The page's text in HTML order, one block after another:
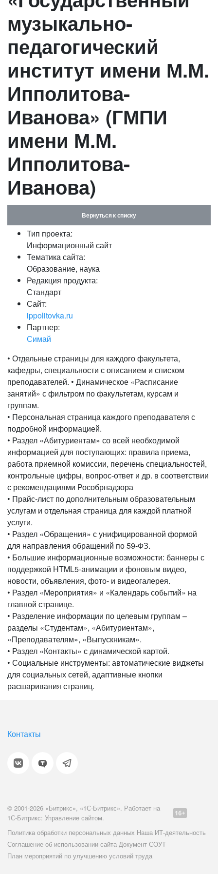
музыкально-
педагогический
институт имени М.М.
Ипполитова-
Иванова» (ГМПИ
имени М.М.
Ипполитова-
Иванова)
Вернуться к списку
Тип проекта:
Информационный сайт
Тематика сайта:
Образование, наука
Редакция продукта:
Стандарт
Сайт:
ippolitovka.ru
Партнер:
Симай
• Отдельные страницы для каждого факультета,
кафедры, специальности с описанием и списком
преподавателей. • Динамическое «Расписание
занятий» с фильтром по факультетам, курсам и
группам.
• Персональная страница каждого преподавателя с
подробной информацией.
• Раздел «Абитуриентам» со всей необходимой
информацией для поступающих: правила приема,
работа приемной комиссии, перечень специальностей,
контрольные цифры, вопрос-ответ и др. в соответствии
с рекомендациями Рособрнадзора
• Прайс-лист по дополнительным образовательным
услугам и отдельная страница для каждой платной
услуги.
• Раздел «Обращения» с унифицированной формой
для направления обращений по 59-ФЗ.
• Большие информационные возможности: баннеры с
поддержкой HTML5-анимации и фоновым видео,
новости, объявления, фото- и видеогалерея.
• Раздел «Мероприятия» и «Календарь событий» на
главной странице.
• Разделение информации по целевым группам –
разделы «Студентам», «Абитуриентам»,
«Преподавателям», «Выпускникам».
• Раздел «Контакты» с динамической картой.
• Социальные инструменты: автоматические виджеты
для социальных сетей, адаптивные кнопки
расшаривания страниц.
Контакты
© 2001-2026 «Битрикс», «1С-Битрикс». Работает на
1С-Битрикс: Управление сайтом.
Политика обработки персональных данных Наша ИТ-деятельность
Соглашение об использовании сайта Документ СОУТ
План мероприятий по улучшению условий труда